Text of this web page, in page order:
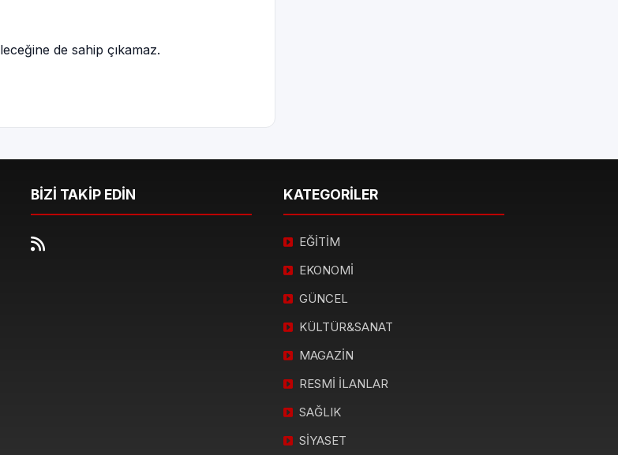
de sahip çıkamaz.
BİZİ TAKİP EDİN KATEGORİLER
EĞİTİM
EKONOMİ
GÜNCEL
KÜLTÜR&SANAT
MAGAZİN
RESMİ İLANLAR
SAĞLIK
SİYASET